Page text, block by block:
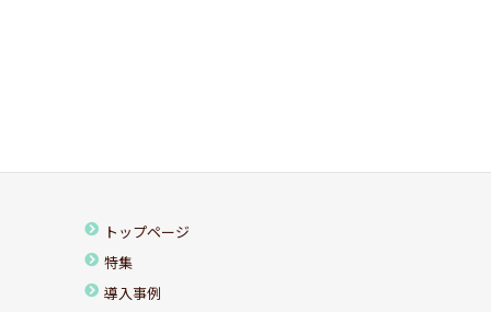
トップページ
特集
導入事例